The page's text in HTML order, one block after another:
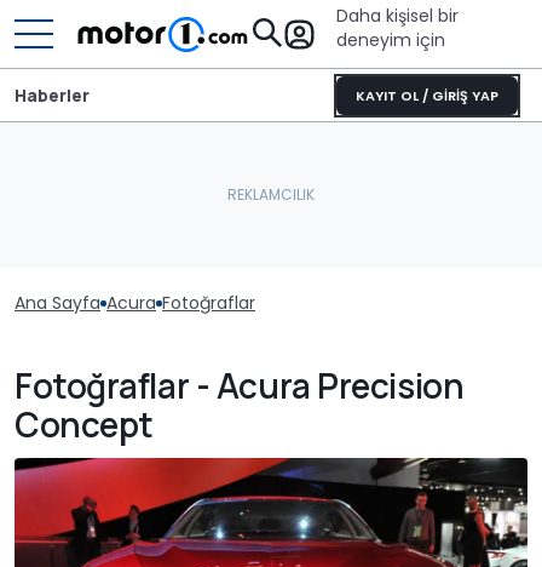
Daha kişisel bir
deneyim için
KAYIT OL / GİRİŞ YAP
Haberler
Ana Sayfa Acura Fotoğraflar
Fotoğraflar - Acura Precision
Concept